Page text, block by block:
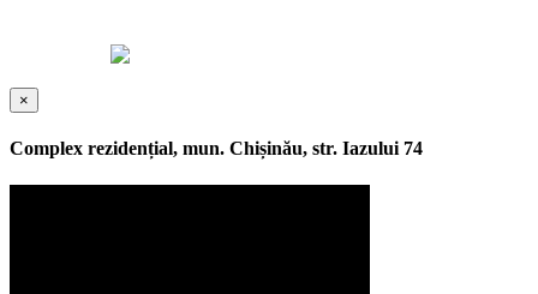
×
Complex rezidențial, mun. Chișinău, str. Iazului 74